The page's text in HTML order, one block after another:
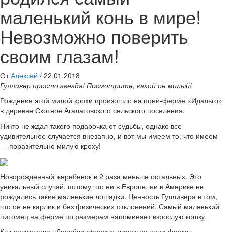
маленький конь в мире!
Невозможно поверить
своим глазам!
От Алексей / 22.01.2018
Гулливер просто звезда! Посмотрите, какой он милый!
Рождение этой милой крохи произошло на пони-ферме «Идальго»
в деревне Скотное Агалатовского сельского поселения.
Никто не ждал такого подарочка от судьбы, однако все
удивительное случается внезапно, и вот мы имеем то, что имеем
— поразительно милую кроху!
Новорожденный жеребенок в 2 раза меньше остальных. Это
уникальный случай, потому что ни в Европе, ни в Америке не
рождались такие маленькие лошадки. Ценность Гулливера в том,
что он не карлик и без физических отклонений. Самый маленький
питомец на ферме по размерам напоминает взрослую кошку.